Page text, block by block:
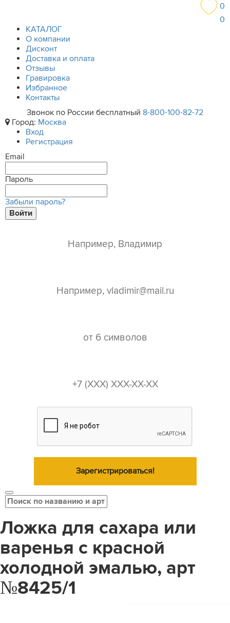
0
0
КАТАЛОГ
О компании
Дисконт
Доставка и оплата
Отзывы
Гравировка
Избранное
Контакты
Звонок по России бесплатный 8-800-100-82-72
Город: Москва
Вход
Регистрация
Email
Пароль
Забыли пароль?
Войти
Зарегистрироваться!
Ложка для сахара или
варенья с красной
холодной эмалью, арт
№8425/1